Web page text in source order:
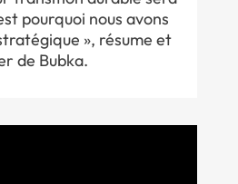
pourquoi nous avons
», résume et
de Bubka.